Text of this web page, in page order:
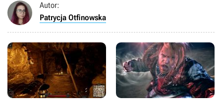
Autor:
Patrycja Otfinowska